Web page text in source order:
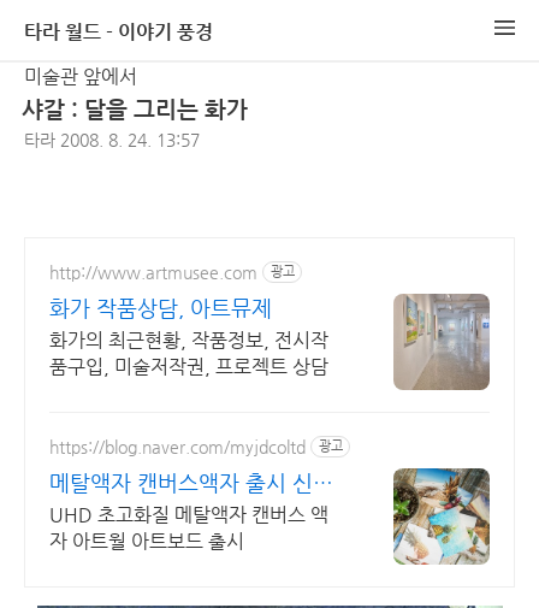
타라 월드 - 이야기 풍경
미술관 앞에서
샤갈 : 달을 그리는 화가
타라 2008. 8. 24. 13:57
http://www.artmusee.com 광고
화가 작품상담, 아트뮤제
화가의 최근현황, 작품정보, 전시작
품구입, 미술저작권, 프로젝트 상담
https://blog.naver.com/myjdcoltd 광고
메탈액자 캔버스액자 출시 신개
념 초고화질 메탈액자
UHD 초고화질 메탈액자 캔버스 액
자 아트월 아트보드 출시